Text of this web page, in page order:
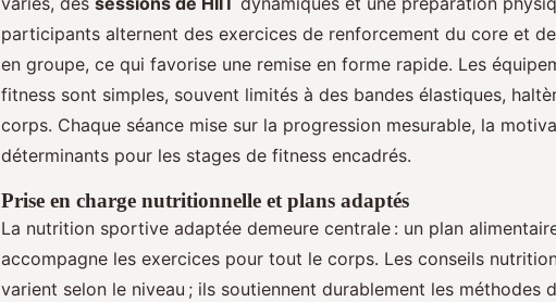
participants alternent des exercices de renforcement du core et
en groupe, ce qui favorise une remise en forme rapide. Les
fitness sont simples, souvent limités à des bandes élastiques,
corps. Chaque séance mise sur la progression mesurable, la
déterminants pour les stages de fitness encadrés.
Prise en charge nutritionnelle et plans adaptés
La nutrition sportive adaptée demeure centrale : un plan
accompagne les exercices pour tout le corps. Les conseils
varient selon le niveau ; ils soutiennent durablement les méthodes